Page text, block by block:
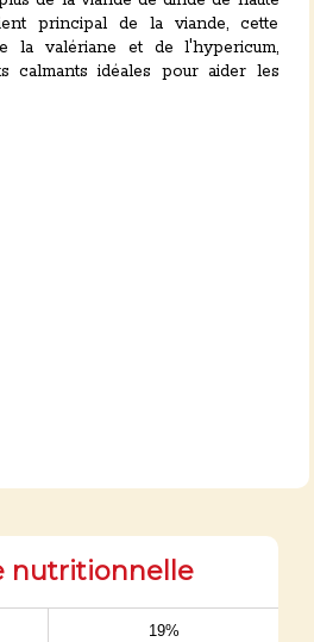
principal de la viande, cette
la valériane et de l'hypericum,
calmants idéales pour aider les
nutritionnelle
19%